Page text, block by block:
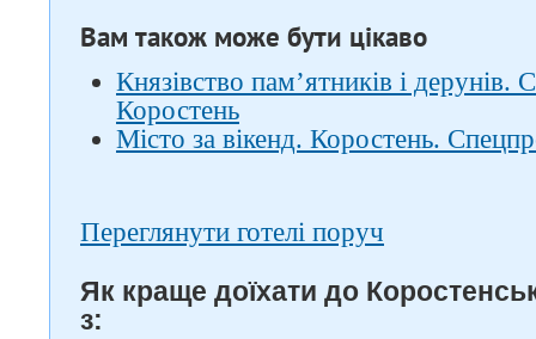
Вам також може бути цікаво
Князівство пам’ятників і дерунів.
Коростень
Місто за вікенд. Коростень.
Переглянути готелі поруч
Як краще доїхати до
з: